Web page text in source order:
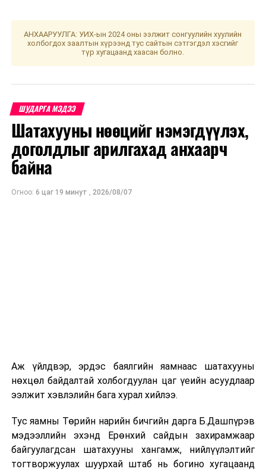
зөрчлийг арилгууллаа.
УНШСАН: 1318
нэгдүгээр эгнээг чөлөөлж нийтийн тээврийн автобус
ӨМНӨХ МЭДЭЭ
УИХ: Өнөөдөр хуралдах байнгын болон түр хороод
АНХААРУУЛГА: УИХ-ын 2024 оны ээлжит сонгуулийн хуулийн
холбогдох заалтын хүрээнд тус сайтын сэтгэгдэл хэсгийг
түр хугацаанд хаасан болно.
ШУДАРГА МЭДЭЭ
Шатахууны нөөцийг нэмэгдүүлэх,
доголдлыг арилгахад анхаарч
байна
Огноо: 6 цаг 19 минут , 2026/08/07
Аж үйлдвэр, эрдэс баялгийн яамнаас шатахууны
нөхцөл байдалтай холбогдуулан цаг үеийн асуудлаар
ээлжит хэвлэлийн бага хурал хийлээ.
Тус яамны Төрийн нарийн бичгийн дарга Б.Дашпүрэв
мэдээллийн эхэнд Ерөнхий сайдын захирамжаар
байгуулагдсан шатахууны хангамж, нийлүүлэлтийг
тогтворжуулах шуурхай штаб нь богино хугацаанд